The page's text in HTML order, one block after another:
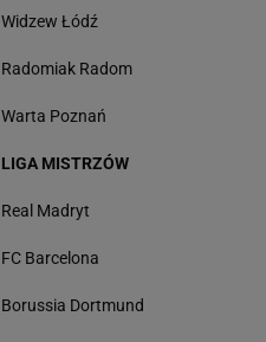
Widzew Łódź
Radomiak Radom
Warta Poznań
LIGA MISTRZÓW
Real Madryt
FC Barcelona
Borussia Dortmund